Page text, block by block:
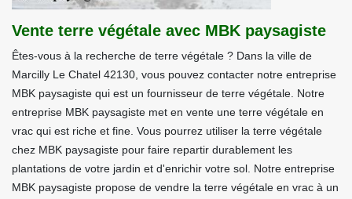
Vente terre végétale avec MBK paysagiste
Êtes-vous à la recherche de terre végétale ? Dans la ville de
Marcilly Le Chatel 42130, vous pouvez contacter notre entreprise
MBK paysagiste qui est un fournisseur de terre végétale. Notre
entreprise MBK paysagiste met en vente une terre végétale en
vrac qui est riche et fine. Vous pourrez utiliser la terre végétale
chez MBK paysagiste pour faire repartir durablement les
plantations de votre jardin et d'enrichir votre sol. Notre entreprise
MBK paysagiste propose de vendre la terre végétale en vrac à un